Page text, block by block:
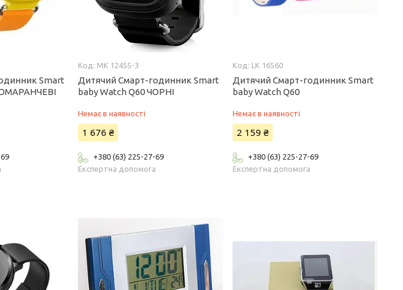
Smart
MK 12455-3
Дитячий Смарт-годинник Smart
baby Watch Q60 ЧОРНІ
Немає в наявності
1 676 ₴
+380 (63) 225-27-69
Експертна допомога
LK 16560
Дитячий Смарт-годинник Smart
baby Watch Q60
Немає в наявності
2 159 ₴
+380 (63) 225-27-69
Експертна допомога